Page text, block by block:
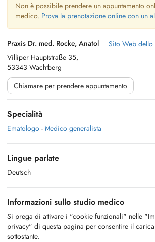
Non è possibile prendere un appuntamento
medico. Prova la prenotazione online con un
Praxis Dr. med. Rocke, Anatol
Villiper Hauptstraße 35,
53343 Wachtberg
Sito Web
Chiamare per prendere appuntamento
Specialità
Ematologo - Medico generalista
Lingue parlate
Deutsch
Informazioni sullo studio medico
Si prega di attivare i "cookie funzionali" nelle
privacy" di questa pagina per consentire il
sottostante.